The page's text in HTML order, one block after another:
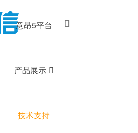
意昂5平台
产品展示
技术支持